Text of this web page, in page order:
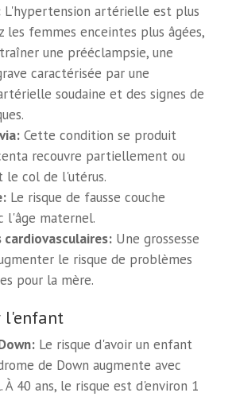
L'hypertension artérielle est plus
les femmes enceintes plus âgées,
une prééclampsie, une
caractérisée par une
soudaine et des signes de
Cette condition se produit
recouvre partiellement ou
col de l'utérus.
Le risque de fausse couche
l'âge maternel.
Une grossesse
le risque de problèmes
pour la mère.
l'enfant
Le risque d'avoir un enfant
de Down augmente avec
40 ans, le risque est d'environ 1